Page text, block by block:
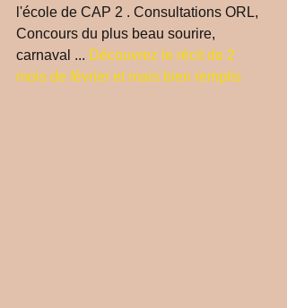
l'école de CAP 2 . Consultations ORL,
Concours du plus beau sourire,
carnaval ... Découvrez le récit de 2
mois de février et mars bien remplis